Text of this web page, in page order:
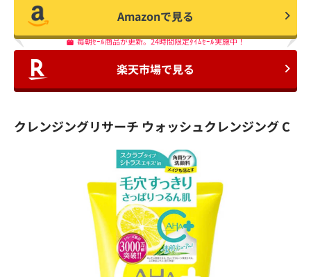
Amazonで見る
毎朝ｾｰﾙ商品が更新。24時間限定ﾀｲﾑｾｰﾙ実施中！
楽天市場で見る
クレンジングリサーチ ウォッシュクレンジング C